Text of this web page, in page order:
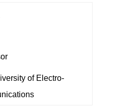
of Electro-